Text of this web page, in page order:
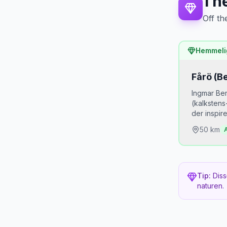
Off
Fårö
Ingmar
der
50 km
men
Tip:
naturen.